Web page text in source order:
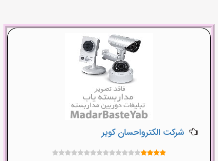
شرکت الکترواحسان کویر